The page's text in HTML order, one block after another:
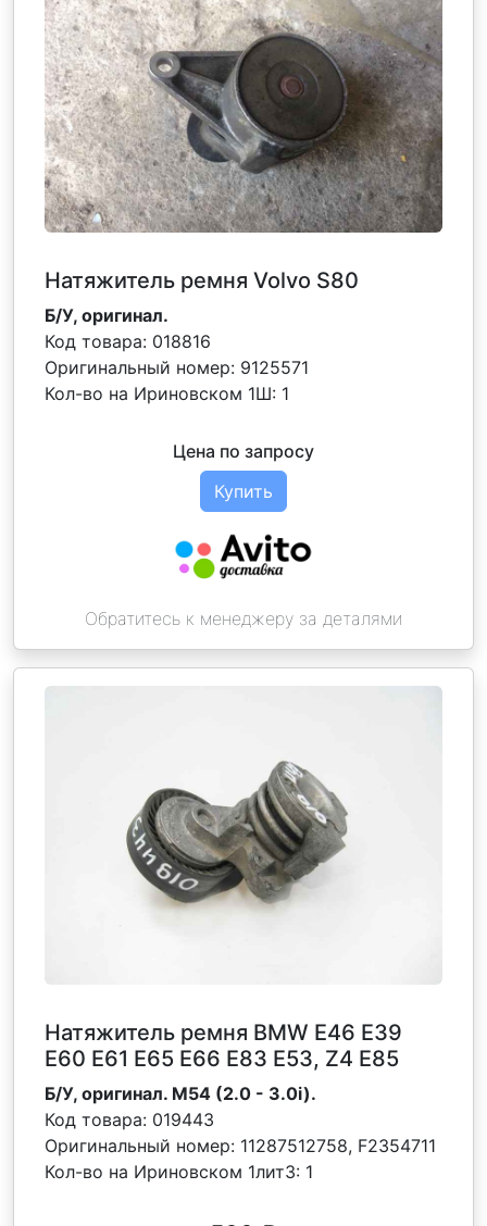
Натяжитель ремня Volvo S80
Б/У, оригинал.
Код товара: 018816
Оригинальный номер: 9125571
Кол-во на Ириновском 1Ш: 1
Цена по запросу
Купить
Обратитесь к менеджеру за деталями
Натяжитель ремня BMW E46 E39
E60 E61 E65 E66 E83 E53, Z4 E85
Б/У, оригинал. M54 (2.0 - 3.0i).
Код товара: 019443
Оригинальный номер: 11287512758, F2354711
Кол-во на Ириновском 1лит3: 1